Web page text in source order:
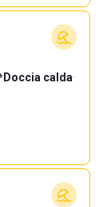
Doccia calda·